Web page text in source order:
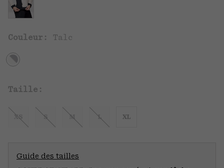
Couleur: Talc
Taille:
XS S M L XL
Guide des tailles